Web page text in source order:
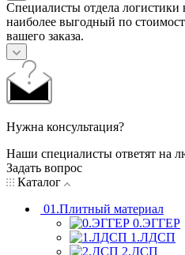
Специалисты отдела логистики
наиболее выгодный по
вашего заказа.
Нужна консультация?
Наши специалисты ответят на
Задать вопрос
Каталог
01.Плитный материал
0.ЭГГЕР
1.ЛДСП
2.ДСП